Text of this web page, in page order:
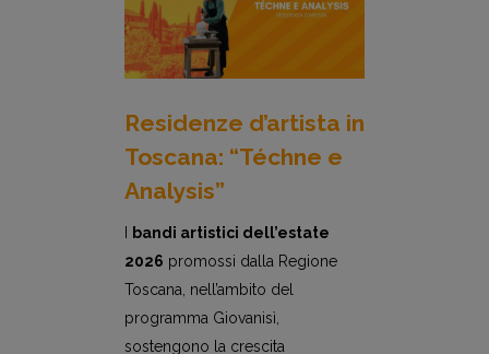
Residenze d’artista in
Toscana: “Téchne e
Analysis”
bandi artistici dell’estate
2026 promossi dalla Regione
Toscana, nell’ambito del
programma Giovanisì,
sostengono la crescita